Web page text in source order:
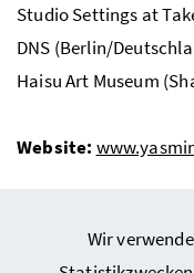
Wir
Studio Settings at
DNS (Berlin/
Haisu Art Museum
Website: